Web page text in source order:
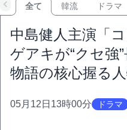
全て 韓流 ドラマ
中島健人主演「
ゲアキが“クセ強
物語の核心握る
05月12日13時00分 ドラマ